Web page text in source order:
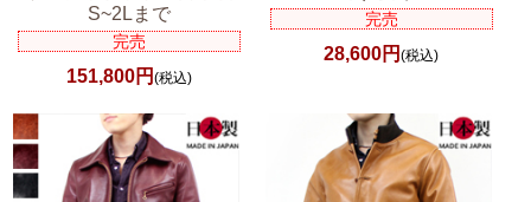
S~2Lまで
完売
151,800円(税込)
完売
28,600円(税込)